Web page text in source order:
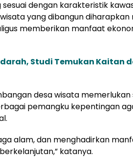
dengan karakteristik
yang dibangun diharapkan
memberikan manfaat
Studi Temukan Kaitan
desa wisata memerlukan
pemangku kepentingan
alam, dan menghadirkan
katanya.